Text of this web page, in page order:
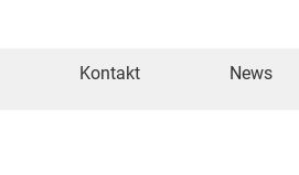
Kontakt News